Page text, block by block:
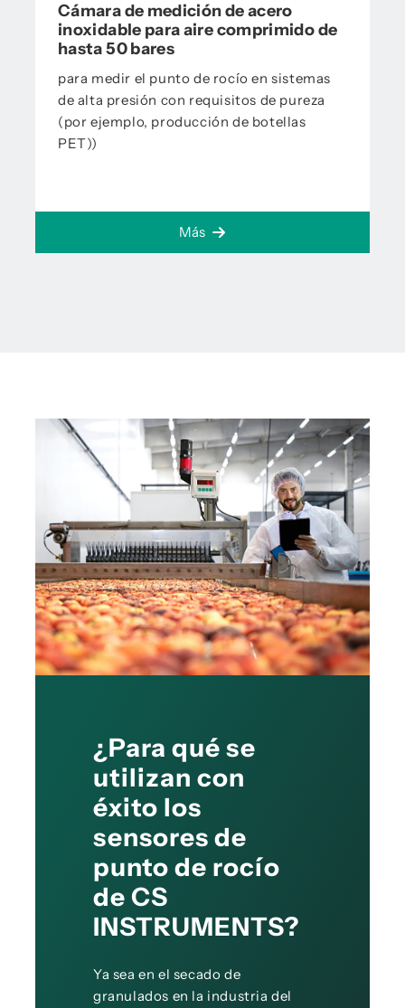
Cámara de medición de acero
inoxidable para aire comprimido de
hasta 50 bares
para medir el punto de rocío en sistemas
de alta presión con requisitos de pureza
(por ejemplo, producción de botellas
PET))
Más
¿Para qué se
utilizan con
éxito los
sensores de
punto de rocío
de CS
INSTRUMENTS?
Ya sea en el secado de
granulados en la industria del